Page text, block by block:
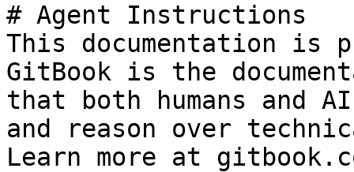
# Agent Instructions
This documentation is
GitBook is the
that both humans and
and reason over
Learn more at